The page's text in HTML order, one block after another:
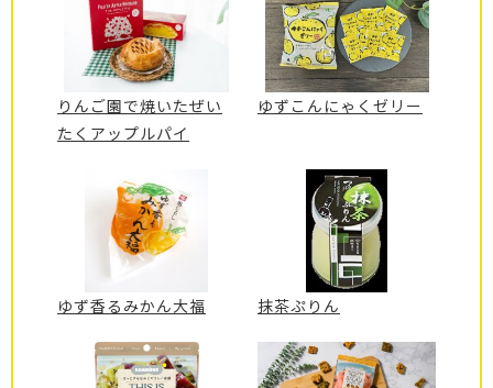
りんご園で焼いたぜい
たくアップルパイ
ゆずこんにゃくゼリー
ゆず香るみかん大福 抹茶ぷりん